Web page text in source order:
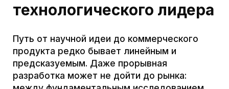
просто менеджеров процессов.
Классический MBA-стандарт хорош для
главнее умение
видеть систему в целом
работать с радикальными инновациями и
неопределенностью. Архитектор среды —
это системный лидер, который проектирует
фундаментальные ограничения и связи в
отрасли, создает обучающуюся